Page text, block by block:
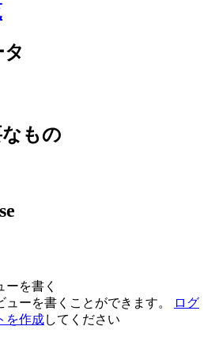
もの
ーを書く
ーを書くことができます。
ログ
を作成してください